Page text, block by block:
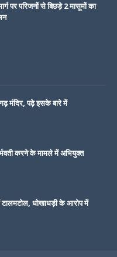
पर परिजनों से बिछड़े 2 मासूमों का
मंदिर, पढ़े इसके बारे में
करने के मामले में अभियुक्त
धोखाधड़ी के आरोप में